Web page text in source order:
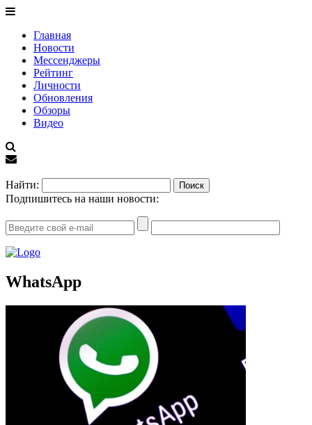
Главная
Новости
Мессенджеры
Рейтинг
Личности
Обновления
Обзоры
Видео
Найти:
Подпишитесь на наши новости:
WhatsApp